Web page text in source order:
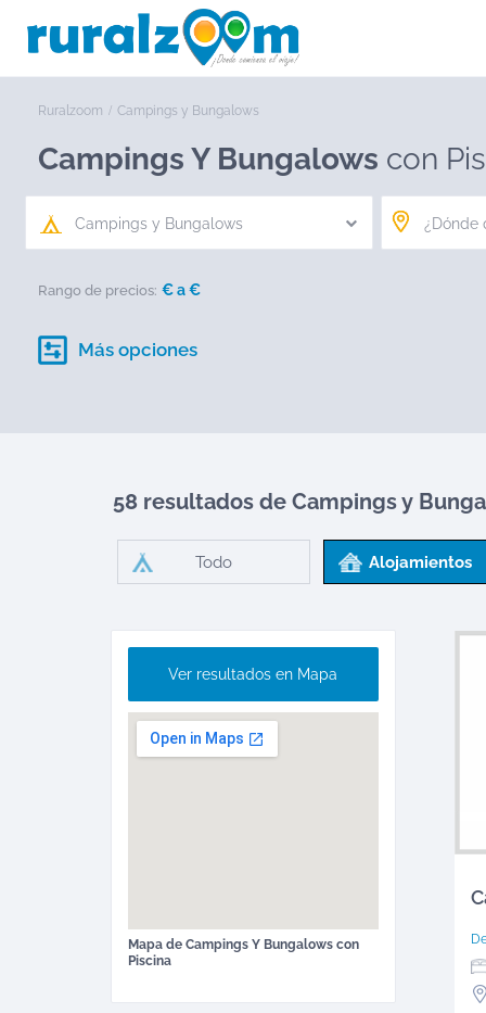
Ruralzoom Campings y Bungalows
Campings Y Bungalows con
Campings y Bungalows
Rango de precios: € a€
Más opciones
58 resultados de Campings y
Todo Alojamientos
Ver resultados en Mapa
Mapa de Campings Y Bungalows con
Piscina